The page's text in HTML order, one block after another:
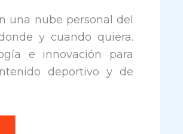
una nube personal del
y cuando quiera.
e innovación para
deportivo y de